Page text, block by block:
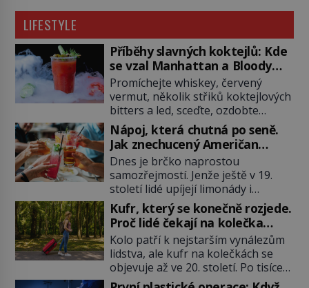
LIFESTYLE
Příběhy slavných koktejlů: Kde
se vzal Manhattan a Bloody
Mary?
Promíchejte whiskey, červený
vermut, několik střiků koktejlových
bitters a led, sceďte, ozdobte
koktejlovou třešinkou a tadá…
Manhattan je tu! A pokud to má být
skutečně on, dejte si pozor, ať
místo klasické americké rye
whiskey či klidně bourbonu
nepoužijete skotskou whisku. Co
se stane? Inu, koktejl bude stále
skvělý, ale už to nebude
Manhattan ale […]
Nápoj, která chutná po seně.
Jak znechucený Američan
vymyslel brčko
Dnes je brčko naprostou
samozřejmostí. Jenže ještě v 19.
století lidé upíjejí limonády i
koktejly dutými stébly žita nebo
žitné slámy. Fungují sice dobře,
mají ale jednu nepříjemnou
vlastnost po chvíli se rozmáčejí a
nápoji dodávají travnatou příchuť.
Právě tahle drobná nepříjemnost
Kufr, který se konečně rozjede.
Proč lidé čekají na kolečka
téměř pět tisíc let?
Kolo patří k nejstarším vynálezům
lidstva, ale kufr na kolečkách se
objevuje až ve 20. století. Po tisíce
let lidé vláčejí těžká zavazadla v